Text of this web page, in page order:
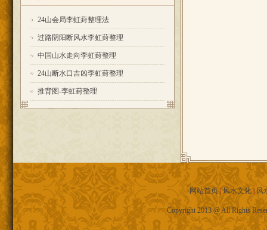
24山会局李虹葑整理法
过路阴阳断风水李虹葑整理
中国山水走向李虹葑整理
24山断水口吉凶李虹葑整理
推背图-李虹葑整理
网站首页|风水文化|风
Copyright 2013 @ All Rights